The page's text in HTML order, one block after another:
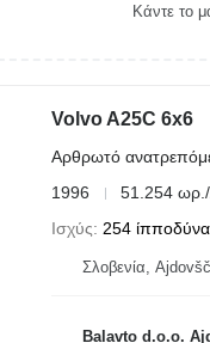
Κάντε το
Volvo A25C 6x6
Αρθρωτό
1996
51.254 ωρ./
Ισχύς
254
Σλοβενία,
Balavto d.o.o.